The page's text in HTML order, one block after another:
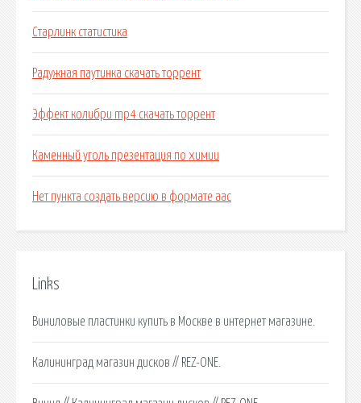
Старлинк статистика
Радужная паутинка скачать торрент
Эффект колибри mp4 скачать торрент
Каменный уголь презентация по химии
Нет пункта создать версию в формате aac
Links
Виниловые пластинки купить в Москве в интернет магазине.
Калининград магазин дисков // REZ-ONE.